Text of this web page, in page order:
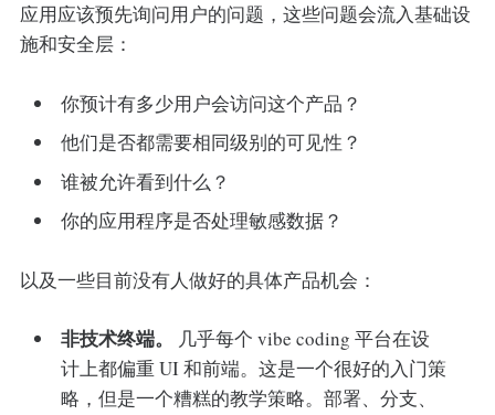
应用应该预先询问用户的问题，这些问题会流入基础设
施和安全层：
你预计有多少用户会访问这个产品？
他们是否都需要相同级别的可见性？
谁被允许看到什么？
你的应用程序是否处理敏感数据？
以及一些目前没有人做好的具体产品机会：
非技术终端。
几乎每个 vibe coding 平台在设
计上都偏重 UI 和前端。这是一个很好的入门策
略，但是一个糟糕的教学策略。部署、分支、